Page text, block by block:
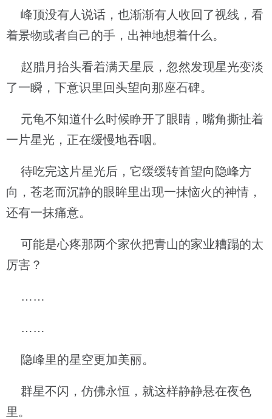
峰顶没有人说话，也渐渐有人收回了视线，看
着景物或者自己的手，出神地想着什么。
赵腊月抬头看着满天星辰，忽然发现星光变淡
了一瞬，下意识里回头望向那座石碑。
元龟不知道什么时候睁开了眼睛，嘴角撕扯着
一片星光，正在缓慢地吞咽。
待吃完这片星光后，它缓缓转首望向隐峰方
向，苍老而沉静的眼眸里出现一抹恼火的神情，
还有一抹痛意。
可能是心疼那两个家伙把青山的家业糟蹋的太
厉害？
……
……
隐峰里的星空更加美丽。
群星不闪，仿佛永恒，就这样静静悬在夜色
里。